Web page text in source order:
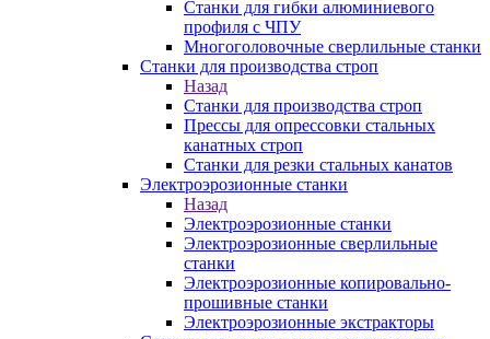
Станки для гибки алюминиевого
профиля с ЧПУ
Многоголовочные сверлильные станки
Станки для производства строп
Назад
Станки для производства строп
Прессы для опрессовки стальных
канатных строп
Станки для резки стальных канатов
Электроэрозионные станки
Назад
Электроэрозионные станки
Электроэрозионные сверлильные
станки
Электроэрозионные копировально-
прошивные станки
Электроэрозионные экстракторы